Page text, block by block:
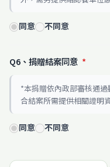
同意 不同意
Q6、捐贈結案同意 *
*本捐贈依內政部審核通
合結案所需提供相關證明
同意 不同意